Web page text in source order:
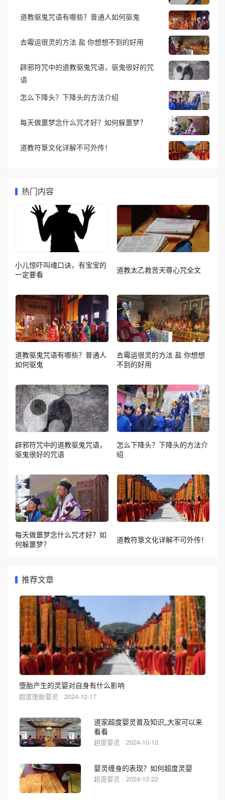
道教驱鬼咒语有哪些？普通人如何驱鬼
去霉运很灵的方法 盐 你想想不到的好用
辟邪符咒中的道教驱鬼咒语，驱鬼很好的咒
语
怎么下降头？下降头的方法介绍
每天做噩梦念什么咒才好？如何躲噩梦？
道教符箓文化详解不可外传！
热门内容
小儿惊吓叫魂口诀，有宝宝的
一定要看
道教太乙救苦天尊心咒全文
道教驱鬼咒语有哪些？普通人
如何驱鬼
去霉运很灵的方法 盐 你想想
不到的好用
辟邪符咒中的道教驱鬼咒语，
驱鬼很好的咒语
怎么下降头？下降头的方法介
绍
每天做噩梦念什么咒才好？如
何躲噩梦？
道教符箓文化详解不可外传！
推荐文章
堕胎产生的灵婴对自身有什么影响
超度堕胎婴灵 · 2024-12-17
道家超度婴灵普及知识_大家可以来
看看
超度婴灵 · 2024-10-13
婴灵缠身的表现？如何超度灵婴
超度婴灵 · 2024-12-22